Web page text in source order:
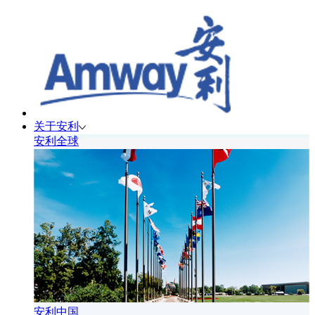
关于安利
安利全球
安利中国